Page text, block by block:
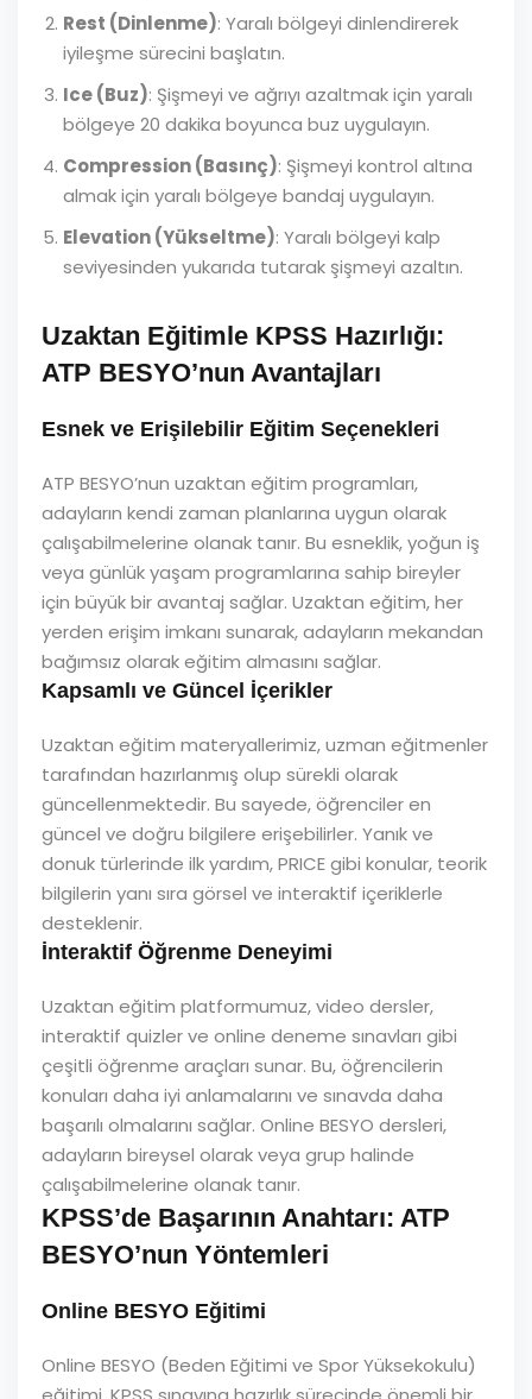
Rest (Dinlenme): Yaralı bölgeyi dinlendirerek
iyileşme sürecini başlatın.
Ice (Buz): Şişmeyi ve ağrıyı azaltmak için yaralı
bölgeye 20 dakika boyunca buz uygulayın.
Compression (Basınç): Şişmeyi kontrol altına
almak için yaralı bölgeye bandaj uygulayın.
Elevation (Yükseltme): Yaralı bölgeyi kalp
seviyesinden yukarıda tutarak şişmeyi azaltın.
Uzaktan Eğitimle KPSS Hazırlığı:
ATP BESYO’nun Avantajları
Esnek ve Erişilebilir Eğitim Seçenekleri
ATP BESYO’nun uzaktan eğitim programları,
adayların kendi zaman planlarına uygun olarak
çalışabilmelerine olanak tanır. Bu esneklik, yoğun iş
veya günlük yaşam programlarına sahip bireyler
için büyük bir avantaj sağlar. Uzaktan eğitim, her
yerden erişim imkanı sunarak, adayların mekandan
bağımsız olarak eğitim almasını sağlar.
Kapsamlı ve Güncel İçerikler
Uzaktan eğitim materyallerimiz, uzman eğitmenler
tarafından hazırlanmış olup sürekli olarak
güncellenmektedir. Bu sayede, öğrenciler en
güncel ve doğru bilgilere erişebilirler. Yanık ve
donuk türlerinde ilk yardım, PRICE gibi konular, teorik
bilgilerin yanı sıra görsel ve interaktif içeriklerle
desteklenir.
İnteraktif Öğrenme Deneyimi
Uzaktan eğitim platformumuz, video dersler,
interaktif quizler ve online deneme sınavları gibi
çeşitli öğrenme araçları sunar. Bu, öğrencilerin
konuları daha iyi anlamalarını ve sınavda daha
başarılı olmalarını sağlar. Online BESYO dersleri,
adayların bireysel olarak veya grup halinde
çalışabilmelerine olanak tanır.
KPSS’de Başarının Anahtarı: ATP
BESYO’nun Yöntemleri
Online BESYO Eğitimi
Online BESYO (Beden Eğitimi ve Spor Yüksekokulu)